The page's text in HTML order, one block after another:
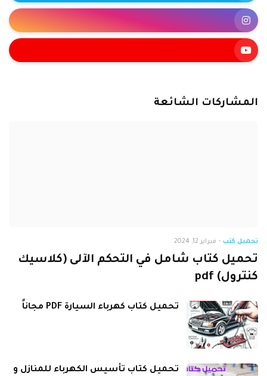
المشاركات الشائعة
تحميل كتب - فبراير 12, 2024
تحميل كتاب شامل في التحكم الآلى (كلاسيك
كنترول) pdf
تحميل كتاب كهرباء السيارة PDF مجاناً
تحميل كتاب تأسيس الكهرباء للمنازل و